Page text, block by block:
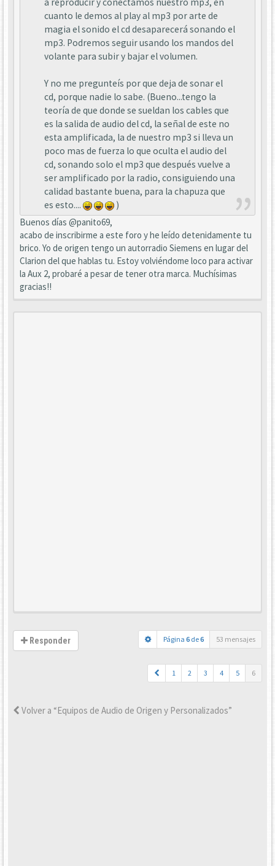
cuanto le demos al play al mp3 por arte de
magia el sonido el cd desaparecerá sonando el
mp3. Podremos seguir usando los mandos del
volante para subir y bajar el volumen.
Y no me pregunteís por que deja de sonar el
cd, porque nadie lo sabe. (Bueno...tengo la
teoría de que donde se sueldan los cables que
es la salida de audio del cd, la señal de este no
esta amplificada, la de nuestro mp3 si lleva un
poco mas de fuerza lo que oculta el audio del
cd, sonando solo el mp3 que después vuelve a
ser amplificado por la radio, consiguiendo una
calidad bastante buena, para la chapuza que
es esto....
)
Buenos días @panito69,
acabo de inscribirme a este foro y he leído detenidamente tu
brico. Yo de origen tengo un autorradio Siemens en lugar del
Clarion del que hablas tu. Estoy volviéndome loco para activar
la Aux 2, probaré a pesar de tener otra marca. Muchísimas
gracias!!
Responder Página 6 de6 53 mensajes
1 2 3 4 5 6
Volver a “Equipos de Audio de Origen y Personalizados”